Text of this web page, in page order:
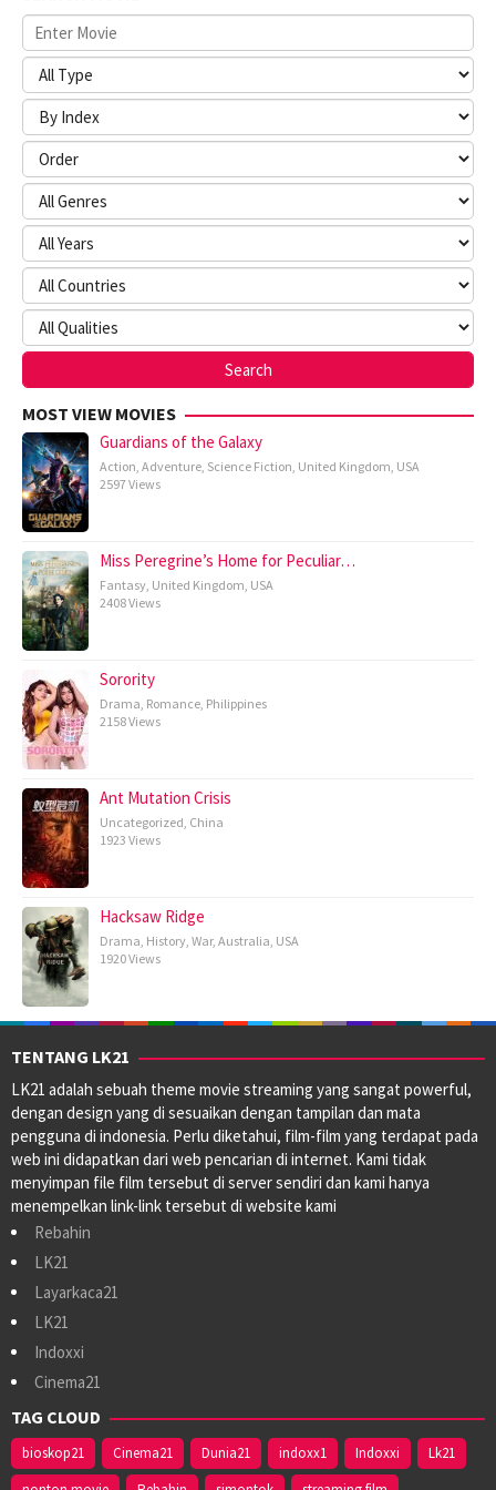
MOST VIEW MOVIES
Guardians of the Galaxy
Action, Adventure, Science Fiction, United Kingdom, USA
2597 Views
Miss Peregrine’s Home for Peculiar…
Fantasy, United Kingdom, USA
2408 Views
Sorority
Drama, Romance, Philippines
2158 Views
Ant Mutation Crisis
Uncategorized, China
1923 Views
Hacksaw Ridge
Drama, History, War, Australia, USA
1920 Views
TENTANG LK21
LK21 adalah sebuah theme movie streaming yang sangat powerful,
dengan design yang di sesuaikan dengan tampilan dan mata
pengguna di indonesia. Perlu diketahui, film-film yang terdapat pada
web ini didapatkan dari web pencarian di internet. Kami tidak
menyimpan file film tersebut di server sendiri dan kami hanya
menempelkan link-link tersebut di website kami
Rebahin
LK21
Layarkaca21
LK21
Indoxxi
Cinema21
TAG CLOUD
bioskop21 Cinema21 Dunia21 indoxx1 Indoxxi
Lk21